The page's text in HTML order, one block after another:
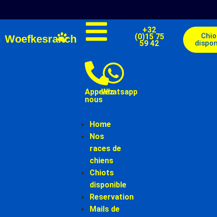
Woefkesranch
Appelez-
nous
Whatsapp
Home
Nos
races de
chiens
Chiots
disponible
Reservation
Mails de
+32
(0)15 75
59 42